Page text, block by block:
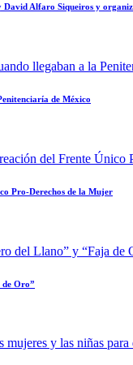
Alfaro Siqueiros y
de México
Pro-Derechos de la Mujer
de Oro”